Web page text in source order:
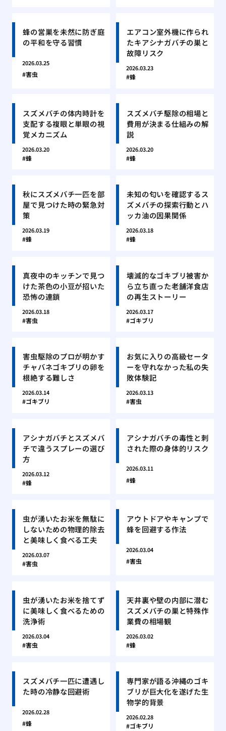
蜂の営巣を未然に防ぎ庭
の平和を守る習慣
2026.03.25
害虫
エアコン室外機に作られ
たキアシナガバチの巣と
故障リスク
2026.03.23
蜂
スズメバチの体内時計を
支配する複眼と単眼の視
覚メカニズム
2026.03.20
蜂
スズメバチ駆除の相場と
費用が決まる仕組みの解
説
2026.03.20
蜂
秋にスズメバチ一匹を部
屋で見つけた時の緊急対
策
2026.03.19
蜂
未知の匂いを確認するス
ズメバチの探索行動とハ
ッカ油の因果関係
2026.03.18
蜂
真夜中のキッチンで見つ
けた茶色の小豆が招いた
恐怖の連鎖
2026.03.18
害虫
壊滅的なゴキブリ被害か
ら立ち直った老舗洋食店
の再生ストーリー
2026.03.17
ゴキブリ
害虫駆除のプロが明かす
チャバネゴキブリの卵を
根絶する難しさ
2026.03.14
ゴキブリ
お気に入りの高級セータ
ーを守れなかった私の失
敗体験記
2026.03.13
害虫
アシナガバチとスズメバ
チで違うスプレーの選び
方
2026.03.12
蜂
アシナガバチの毒性と刺
された際の身体的リスク
2026.03.11
蜂
虫が湧いたお米を無駄に
しないための物理的除去
と美味しく食べる工夫
2026.03.07
害虫
アウトドアやキャンプで
蜂を回避する作法
2026.03.04
害虫
虫が湧いたお米を捨てず
に美味しく食べるための
洗浄術
2026.03.04
害虫
天井裏や壁の内部に潜む
スズメバチの巣と特殊作
業費の相場観
2026.03.02
蜂
スズメバチ一匹に遭遇し
た時の冷静な回避術
2026.02.28
蜂
専門家が語る沖縄のゴキ
ブリが巨大化を遂げた生
物学的背景
2026.02.28
ゴキブリ